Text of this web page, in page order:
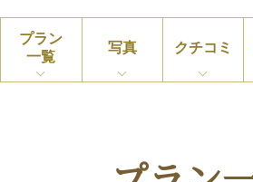
プラン
一覧
写真 クチコミ